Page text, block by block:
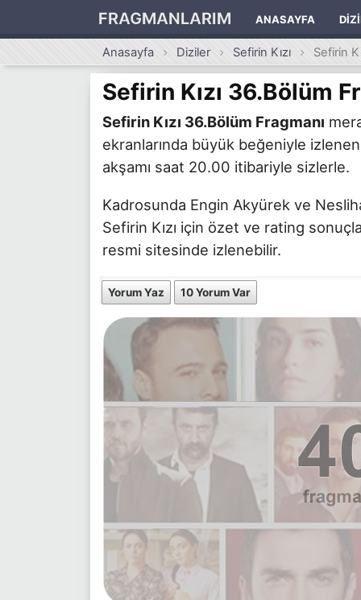
FRAGMANLARIM ANASAYFA
Anasayfa Diziler Sefirin Kızı Sefirin
Sefirin Kızı 36.Bölüm
Sefirin Kızı 36.Bölüm Fragmanı
ekranlarında büyük beğeniyle
akşamı saat 20.00 itibariyle sizlerle.
Kadrosunda Engin Akyürek ve
Sefirin Kızı için özet ve rating
resmi sitesinde izlenebilir.
Yorum Yaz 10 Yorum Var